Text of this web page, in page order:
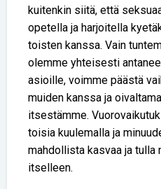
kuitenkin siitä, että
opetella ja harjoitella
toisten kanssa. Vain
olemme yhteisesti
asioille, voimme päästä
muiden kanssa ja
itsestämme.
toisia kuulemalla ja
mahdollista kasvaa ja tulla
itselleen.